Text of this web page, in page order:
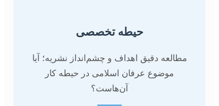
حیطه تخصصی
مطالعه دقیق اهداف و چشم‌انداز نشریه؛ آیا
موضوع عرفان اسلامی در حیطه کار
آن‌هاست؟